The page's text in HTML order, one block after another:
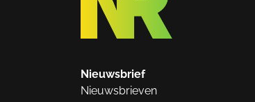
Nieuwsbrief
Nieuwsbrieven